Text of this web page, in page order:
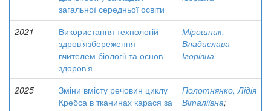
загальної середньої освіти
2021
Використання технологій
здров’язбереження
вчителем біології та основ
здоров’я
Мірошник,
Владислава
Ігорівна
2025
Зміни вмісту речовин циклу
Кребса в тканинах карася за
Полотнянко, Лідія
Віталіївна;